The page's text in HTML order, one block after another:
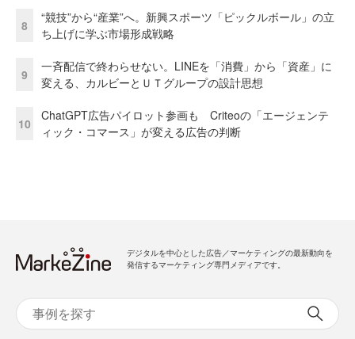
8
“競技”から“産業”へ。新興スポーツ「ピックルボール」の立
ち上げに学ぶ市場形成戦略
9
一斉配信で終わらせない。LINEを「消費」から「資産」に
変える、カルビーとＵＴグループの設計思想
10
ChatGPT広告パイロット参画も Criteoの「エージェンテ
ィック・コマース」が変える広告の判断
デジタルを中心とした広告／マーケティングの最新動向を
発信するマーケティング専門メディアです。